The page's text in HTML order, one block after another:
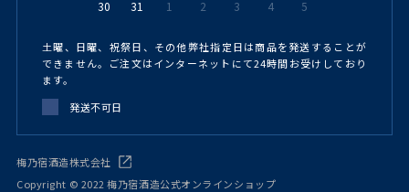
30 31 1 2 3 4 5
土曜、日曜、祝祭日、その他弊社指定日は商品を発送することが
できません。ご注文はインターネットにて24時間お受けしており
ます。
発送不可日
梅乃宿酒造株式会社
Copyright © 2022 梅乃宿酒造公式オンラインショップ